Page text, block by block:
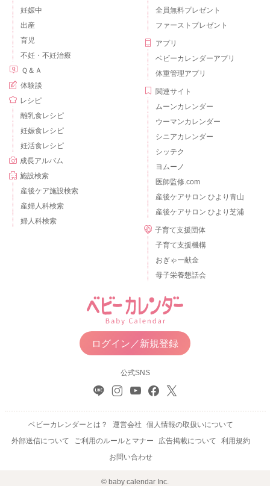
妊娠中
出産
育児
不妊・不妊治療
Ｑ＆Ａ
体験談
レシピ
離乳食レシピ
妊娠食レシピ
妊活食レシピ
成長アルバム
施設検索
産後ケア施設検索
産婦人科検索
婦人科検索
全員無料プレゼント
ファーストプレゼント
アプリ
ベビーカレンダーアプリ
体重管理アプリ
関連サイト
ムーンカレンダー
ウーマンカレンダー
シニアカレンダー
シッテク
ヨムーノ
医師監修.com
産後ケアサロン ひより青山
産後ケアサロン ひより芝浦
子育て支援団体
子育て支援機構
おぎゃー献金
母子栄養懇話会
ログイン／新規登録
公式SNS
ベビーカレンダーとは？ 運営会社
個人情報の取扱いについて
外部送信について
ご利用のルールとマナー 広告掲載について
利用規約
お問い合わせ
© baby calendar Inc.